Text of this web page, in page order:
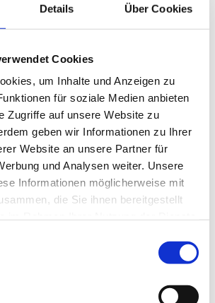
Details Über Cookies
Cookies
um Inhalte und Anzeigen zu
für soziale Medien anbieten
Zugriffe auf unsere Website zu
geben wir Informationen zu Ihrer
Website an unsere Partner für
und Analysen weiter. Unsere
Informationen möglicherweise mit
die Sie ihnen bereitgestellt